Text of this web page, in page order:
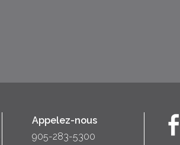
Appelez-nous
905-283-5300